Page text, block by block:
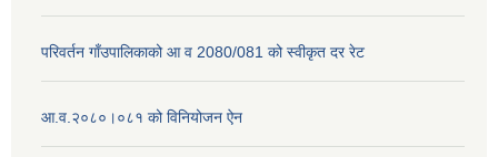
परिवर्तन गाँउपालिकाको आ व 2080/081 को स्वीकृत दर रेट
आ.व.२०८०।०८१ को विनियोजन ऐन